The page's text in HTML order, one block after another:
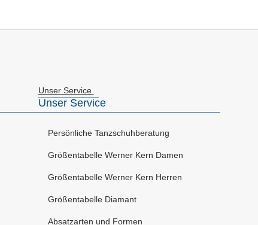
Unser Service
Unser Service
Persönliche Tanzschuhberatung
Größentabelle Werner Kern Damen
Größentabelle Werner Kern Herren
Größentabelle Diamant
Absatzarten und Formen